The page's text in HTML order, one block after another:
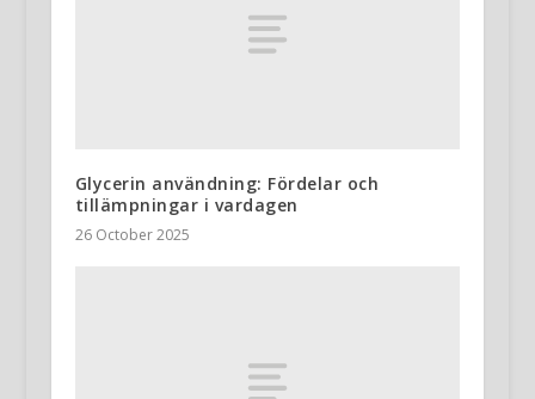
Glycerin användning: Fördelar och
tillämpningar i vardagen
26 October 2025